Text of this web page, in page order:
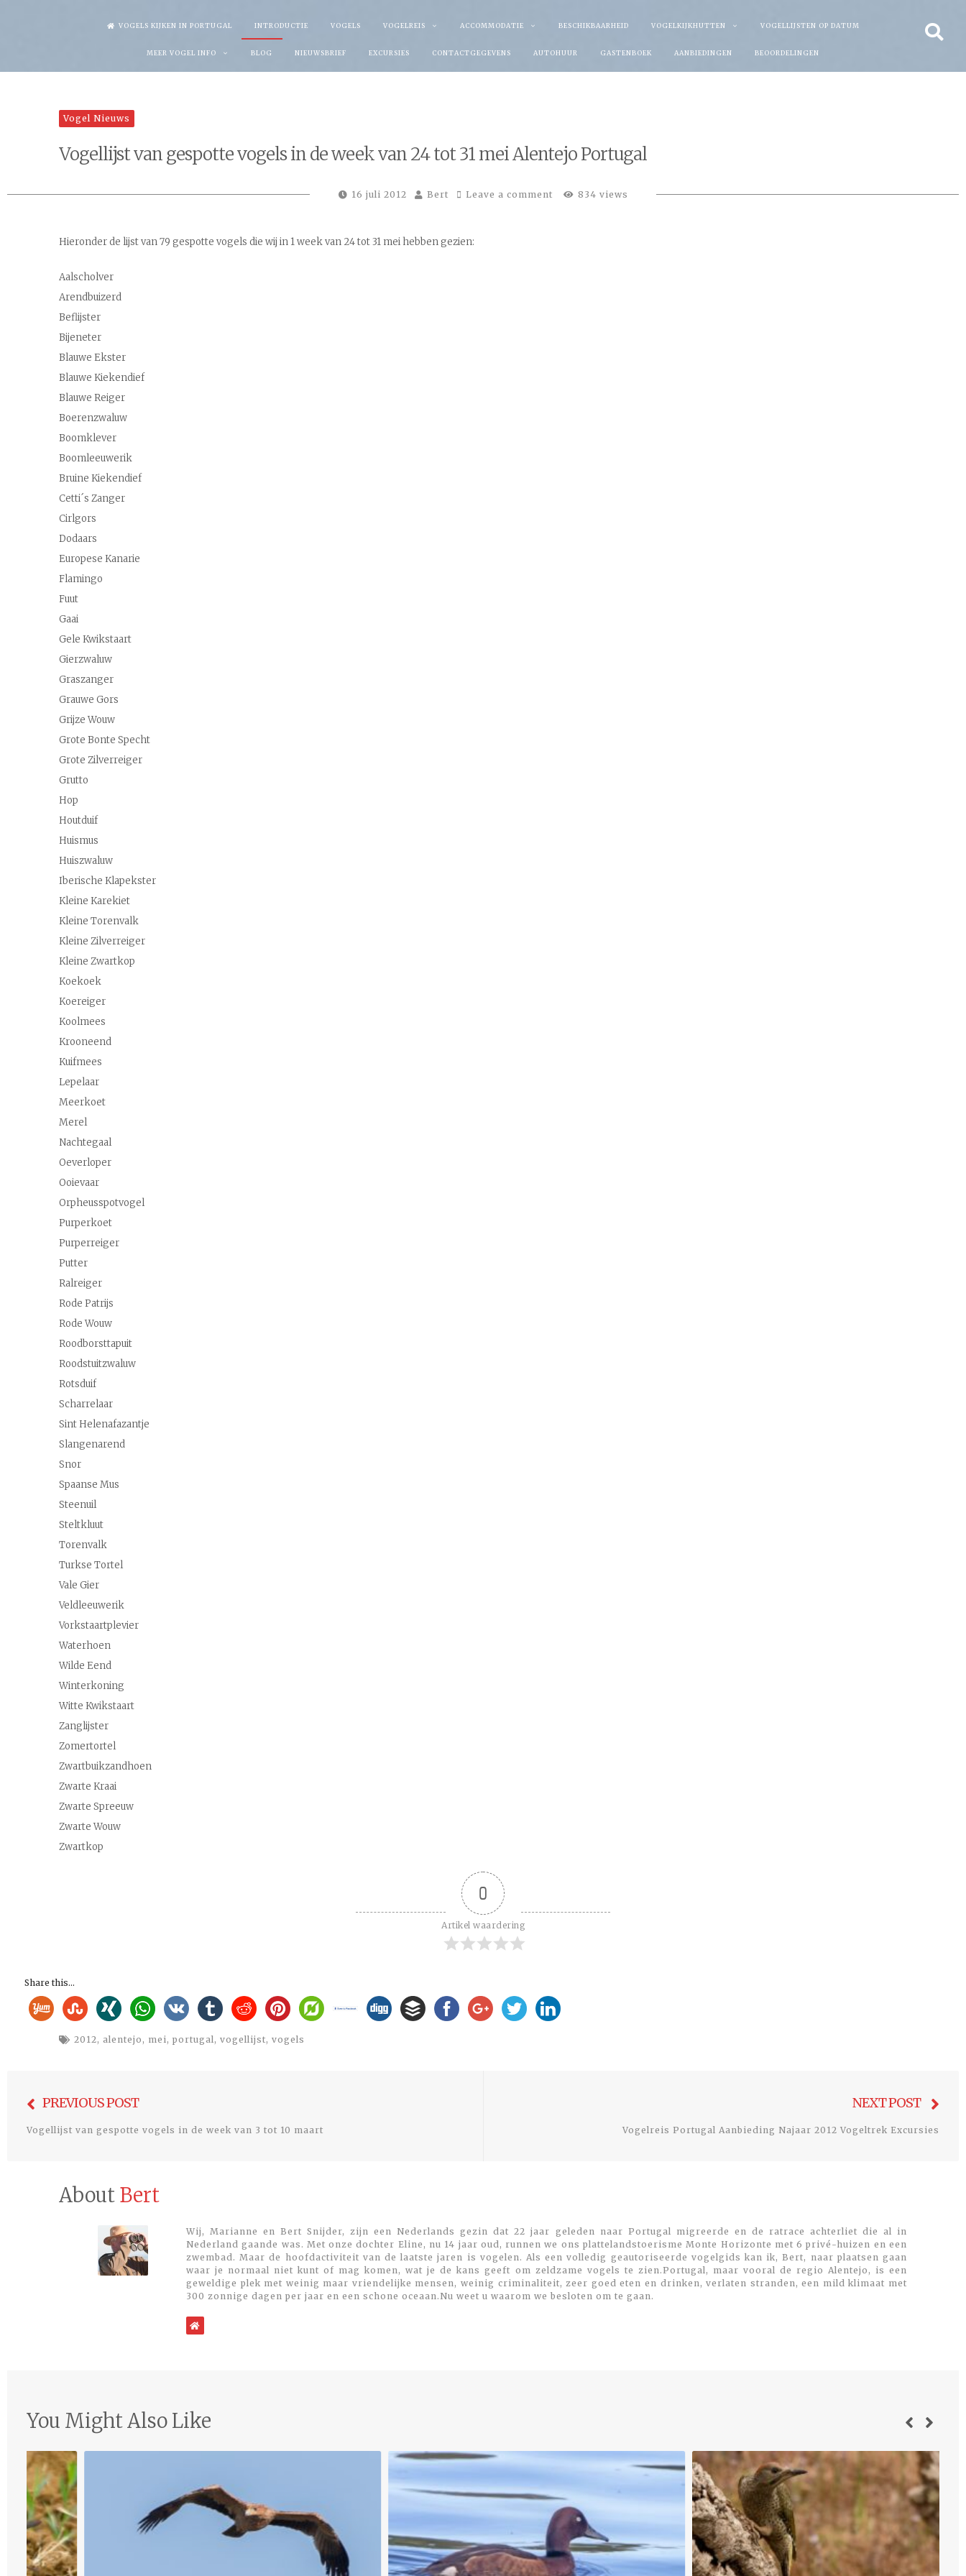
VOGELS KIJKEN IN PORTUGAL INTRODUCTIE VOGELS VOGELREIS ACCOMMODATIE BESCHIKBAARHEID VOGELKIJKHUTTEN VOGELLIJSTEN OP DATUM
MEER VOGEL INFO BLOG NIEUWSBRIEF EXCURSIES CONTACTGEGEVENS AUTOHUUR GASTENBOEK AANBIEDINGEN BEOORDELINGEN
Vogel Nieuws
Vogellijst van gespotte vogels in de week van 24 tot 31 mei Alentejo Portugal
16 juli 2012 Bert Leave a comment 834 views
Hieronder de lijst van 79 gespotte vogels die wij in 1 week van 24 tot 31 mei hebben gezien:
Aalscholver
Arendbuizerd
Beflijster
Bijeneter
Blauwe Ekster
Blauwe Kiekendief
Blauwe Reiger
Boerenzwaluw
Boomklever
Boomleeuwerik
Bruine Kiekendief
Cetti´s Zanger
Cirlgors
Dodaars
Europese Kanarie
Flamingo
Fuut
Gaai
Gele Kwikstaart
Gierzwaluw
Graszanger
Grauwe Gors
Grijze Wouw
Grote Bonte Specht
Grote Zilverreiger
Grutto
Hop
Houtduif
Huismus
Huiszwaluw
Iberische Klapekster
Kleine Karekiet
Kleine Torenvalk
Kleine Zilverreiger
Kleine Zwartkop
Koekoek
Koereiger
Koolmees
Krooneend
Kuifmees
Lepelaar
Meerkoet
Merel
Nachtegaal
Oeverloper
Ooievaar
Orpheusspotvogel
Purperkoet
Purperreiger
Putter
Ralreiger
Rode Patrijs
Rode Wouw
Roodborsttapuit
Roodstuitzwaluw
Rotsduif
Scharrelaar
Sint Helenafazantje
Slangenarend
Snor
Spaanse Mus
Steenuil
Steltkluut
Torenvalk
Turkse Tortel
Vale Gier
Veldleeuwerik
Vorkstaartplevier
Waterhoen
Wilde Eend
Winterkoning
Witte Kwikstaart
Zanglijster
Zomertortel
Zwartbuikzandhoen
Zwarte Kraai
Zwarte Spreeuw
Zwarte Wouw
Zwartkop
0
Artikel waardering
Share this...
2012, alentejo , mei, portugal, vogellijst, vogels
navigatie
PREVIOUS POST
Vogellijst van gespotte vogels in de week van 3 tot 10 maart
NEXT POST
Vogelreis Portugal Aanbieding Najaar 2012 Vogeltrek Excursies
About Bert
Wij, Marianne en Bert Snijder, zijn een Nederlands gezin dat 22 jaar geleden naar Portugal migreerde en de ratrace achterliet die al in
Nederland gaande was. Met onze dochter Eline, nu 14 jaar oud, runnen we ons plattelandstoerisme Monte Horizonte met 6 privé-huizen en een
zwembad. Maar de hoofdactiviteit van de laatste jaren is vogelen. Als een volledig geautoriseerde vogelgids kan ik, Bert, naar plaatsen gaan
waar je normaal niet kunt of mag komen, wat je de kans geeft om zeldzame vogels te zien.Portugal, maar vooral de regio Alentejo, is een
geweldige plek met weinig maar vriendelijke mensen, weinig criminaliteit, zeer goed eten en drinken, verlaten stranden, een mild klimaat met
300 zonnige dagen per jaar en een schone oceaan.Nu weet u waarom we besloten om te gaan.
You Might Also Like